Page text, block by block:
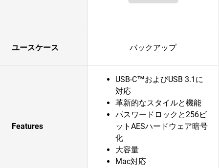
ユースケース バックアップ
Features
USB-C™およびUSB 3.1に
対応
革新的なスタイルと機能
パスワードロックと256ビ
ットAESハードウェア暗号
化
大容量
Mac対応